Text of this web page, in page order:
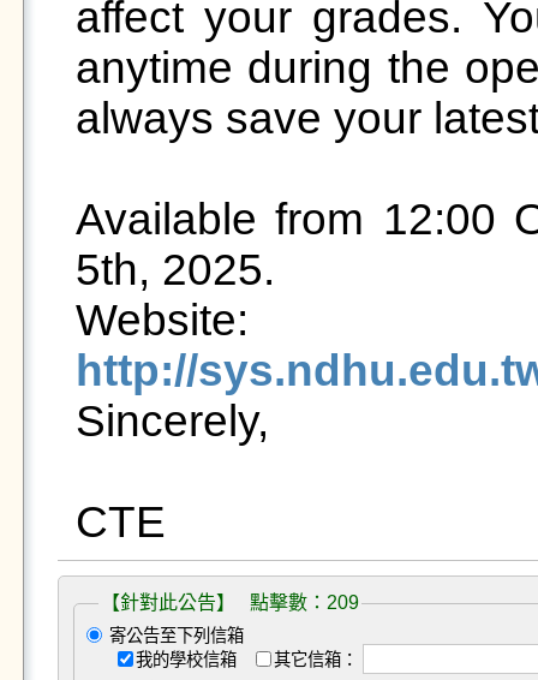
affect your grades.
anytime during the
always save your
Available from 12:00
5th, 2025.
http://
Sincerely,
【針對此公告】 點擊數：209
寄公告至下列信箱
我的學校信箱
其它信箱：